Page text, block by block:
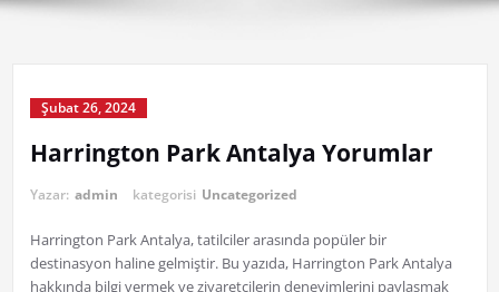
Şubat 26, 2024
Harrington Park Antalya Yorumlar
Yazar: admin kategorisi Uncategorized
Harrington Park Antalya, tatilciler arasında popüler bir
destinasyon haline gelmiştir. Bu yazıda, Harrington Park Antalya
hakkında bilgi vermek ve ziyaretçilerin deneyimlerini paylaşmak